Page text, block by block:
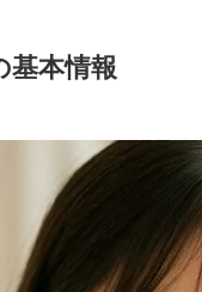
基本情報